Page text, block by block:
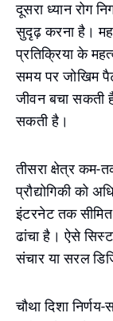
दूसरा ध्यान रोग
सुदृढ़ करना है।
प्रतिक्रिया के
समय पर जोखिम
जीवन बचा सकती
सकती है।
तीसरा क्षेत्र कम-
प्रौद्योगिकी को
इंटरनेट तक सीमित
ढांचा है। ऐसे
संचार या सरल
चौथा दिशा